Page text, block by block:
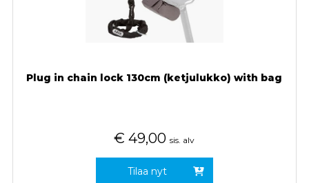
Plug in chain lock 130cm (ketjulukko) with bag
€ 49,00 sis. alv
Tilaa nyt